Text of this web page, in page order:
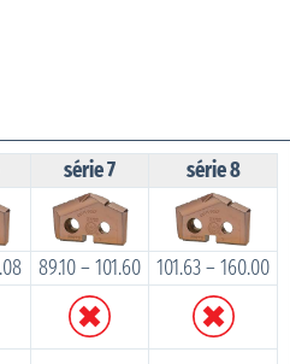
série 7
série 8
89.10 – 101.60
101.63 – 160.00